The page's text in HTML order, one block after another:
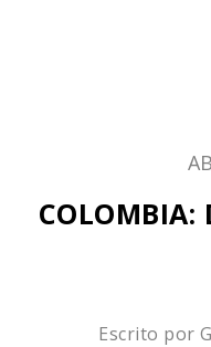
COLOMBIA:
Escrito por